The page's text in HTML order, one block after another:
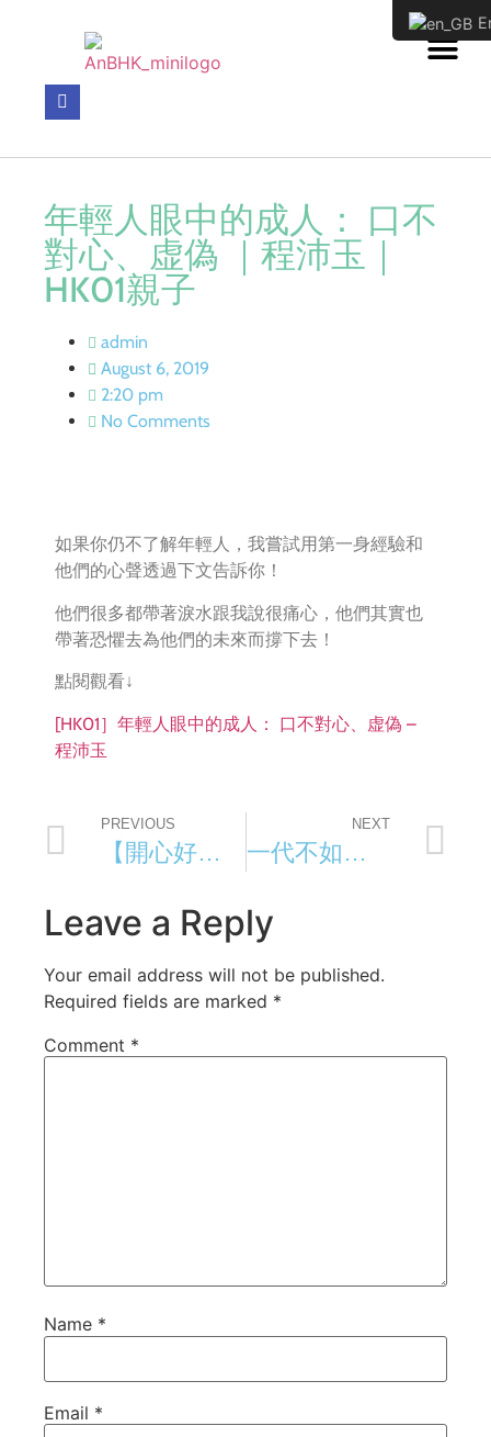
年輕人眼中的成人： 口不
對心、虚偽 ｜程沛玉｜
HK01親子
admin
August 6, 2019
2:20 pm
No Comments
如果你仍不了解年輕人，我嘗試用第一身經驗和
他們的心聲透過下文告訴你！
他們很多都帶著淚水跟我說很痛心，他們其實也
帶著恐懼去為他們的未來而撐下去！
點閱觀看↓
[HK01］年輕人眼中的成人： 口不對心、虚偽 –
程沛玉
PREVIOUS
【開心好開心計劃】香港教育大學
NEXT
一代不如一代。還是你落後於時代 | Rita Ching |ohmykids
Leave a Reply
Your email address will not be published.
Required fields are marked *
Comment *
Name *
Email *